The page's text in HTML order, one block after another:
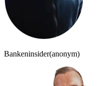
Bankeninsider(anonym)